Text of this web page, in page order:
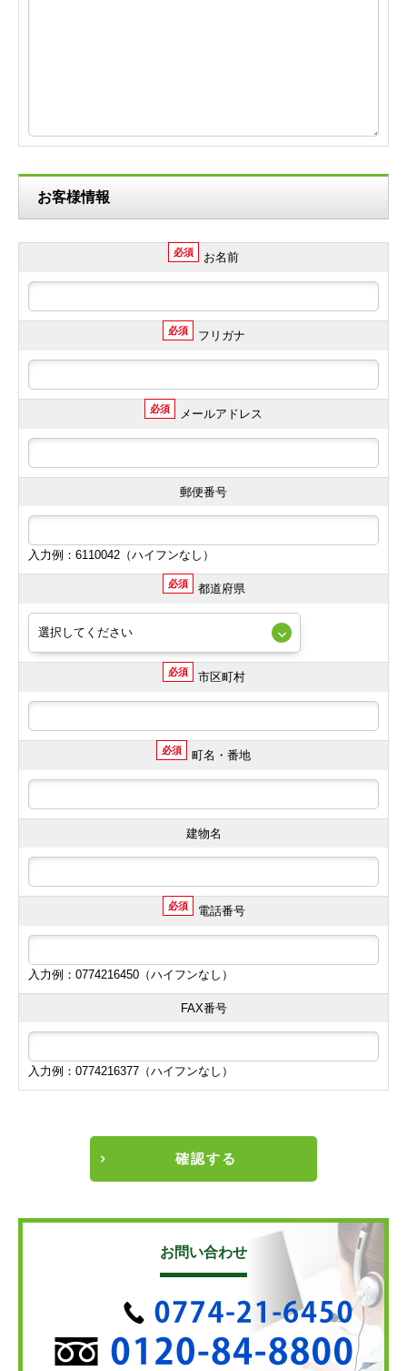
お客様情報
必須 お名前
必須 フリガナ
必須 メールアドレス
郵便番号
入力例：6110042（ハイフンなし）
必須 都道府県
必須 市区町村
必須 町名・番地
建物名
必須 電話番号
入力例：0774216450（ハイフンなし）
FAX番号
入力例：0774216377（ハイフンなし）
確認する
お問い合わせ